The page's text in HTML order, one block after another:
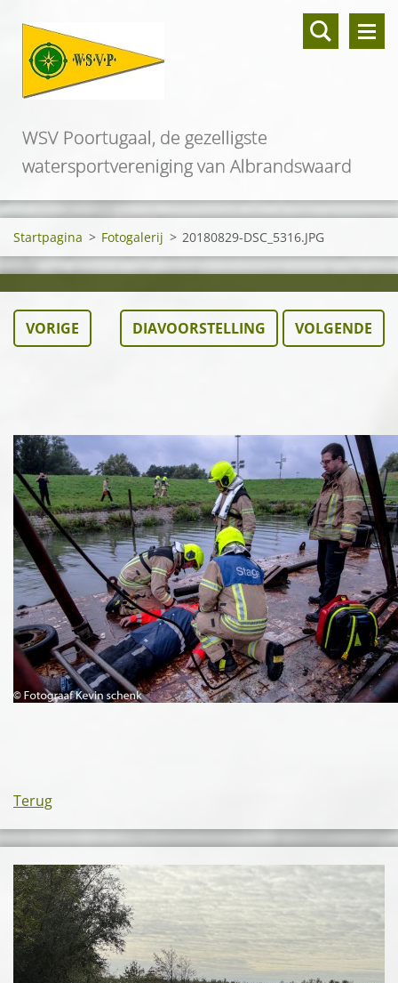
WSV Poortugaal, de gezelligste
watersportvereniging van Albrandswaard
Startpagina > Fotogalerij > 20180829-DSC_5316.JPG
VORIGE DIAVOORSTELLING VOLGENDE
Terug